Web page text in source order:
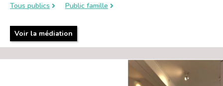
Tous publics
Public famille
Voir la médiation